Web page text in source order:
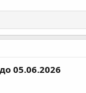
05.06.2026